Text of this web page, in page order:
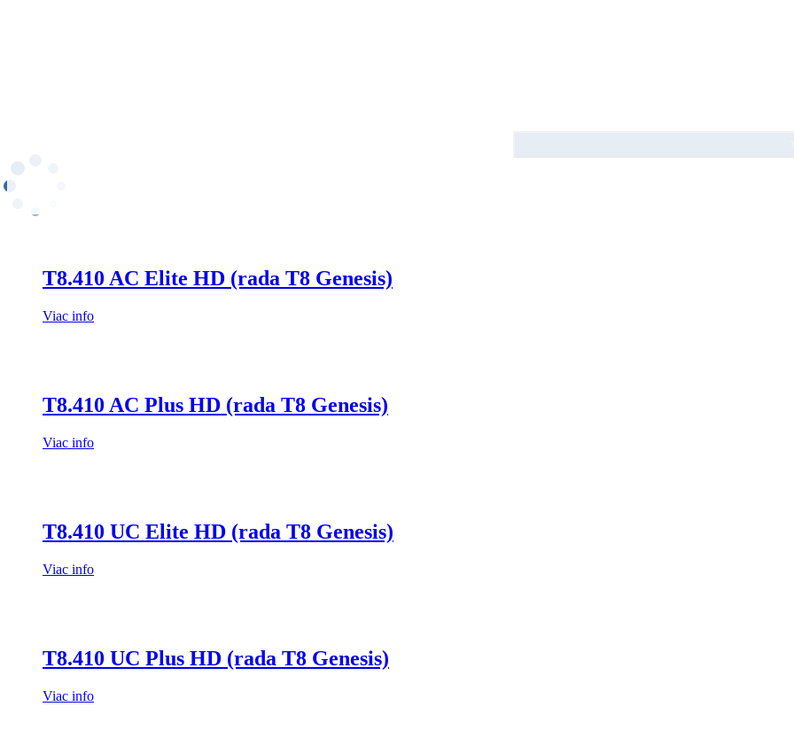
T8.410 AC Elite HD (rada T8 Genesis)
Viac info
T8.410 AC Plus HD (rada T8 Genesis)
Viac info
T8.410 UC Elite HD (rada T8 Genesis)
Viac info
T8.410 UC Plus HD (rada T8 Genesis)
Viac info